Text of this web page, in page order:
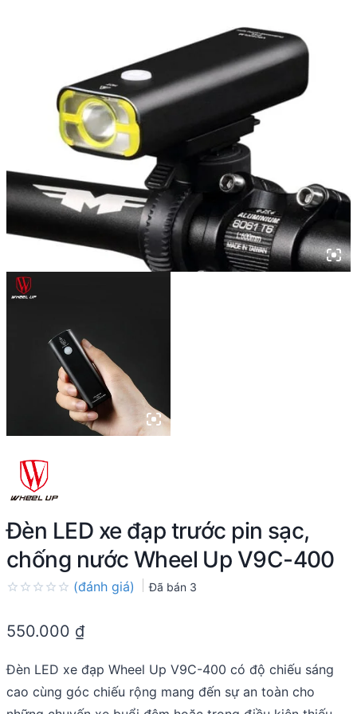
Đèn LED xe đạp trước pin sạc,
chống nước Wheel Up V9C-400
out
(đánh giá) Đã bán 3
550.000 ₫
Đèn LED xe đạp Wheel Up V9C-400 có độ chiếu sáng
cao cùng góc chiếu rộng mang đến sự an toàn cho